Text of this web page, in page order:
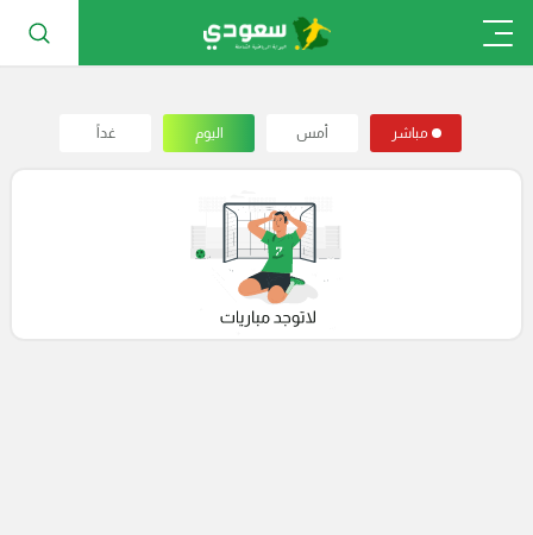
مباشر أمس اليوم غداً